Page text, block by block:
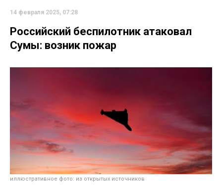
14 февраля 2025, 07:28
Российский беспилотник атаковал
Сумы: возник пожар
иллюстративное фото: из открытых источников